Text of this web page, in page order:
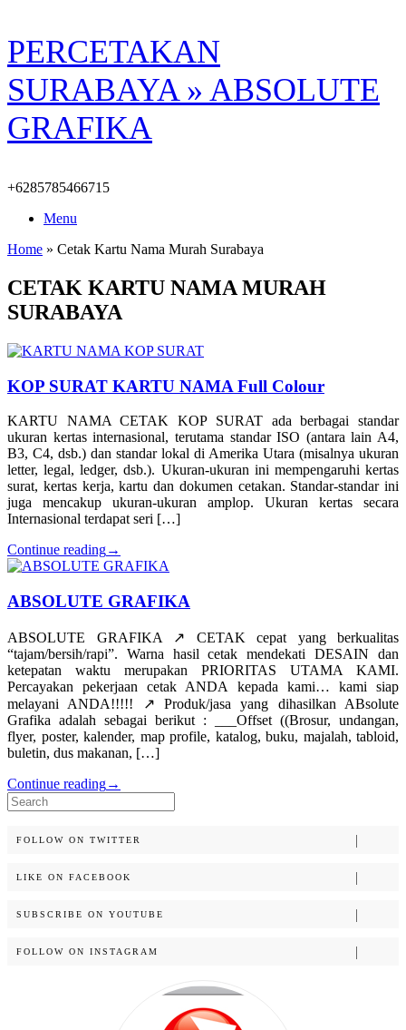
Skip
to
content
PERCETAKAN
SURABAYA » ABSOLUTE
GRAFIKA
+6285785466715
Menu
Home » Cetak Kartu Nama Murah Surabaya
CETAK KARTU NAMA MURAH
SURABAYA
KOP SURAT KARTU NAMA Full Colour
KARTU NAMA CETAK KOP SURAT ada berbagai standar
ukuran kertas internasional, terutama standar ISO (antara lain A4,
B3, C4, dsb.) dan standar lokal di Amerika Utara (misalnya ukuran
letter, legal, ledger, dsb.). Ukuran-ukuran ini mempengaruhi kertas
surat, kertas kerja, kartu dan dokumen cetakan. Standar-standar ini
juga mencakup ukuran-ukuran amplop. Ukuran kertas secara
Internasional terdapat seri […]
Continue reading→
ABSOLUTE GRAFIKA
ABSOLUTE GRAFIKA ↗️ CETAK cepat yang berkualitas
“tajam/bersih/rapi”. Warna hasil cetak mendekati DESAIN dan
ketepatan waktu merupakan PRIORITAS UTAMA KAMI.
Percayakan pekerjaan cetak ANDA kepada kami… kami siap
melayani ANDA!!!!! ↗️ Produk/jasa yang dihasilkan ABsolute
Grafika adalah sebagai berikut : ___Offset ((Brosur, undangan,
flyer, poster, kalender, map profile, katalog, buku, majalah, tabloid,
buletin, dus makanan, […]
Continue reading→
Search
for:
FOLLOW ON TWITTER
LIKE ON FACEBOOK
SUBSCRIBE ON YOUTUBE
FOLLOW ON INSTAGRAM